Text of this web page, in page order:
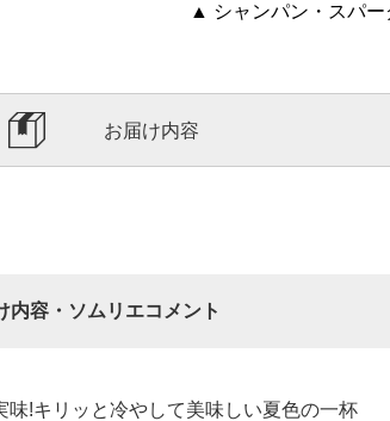
▲ シャンパン・スパー
お届け内容
内容・ソムリエコメント
味!キリッと冷やして美味しい夏色の一杯